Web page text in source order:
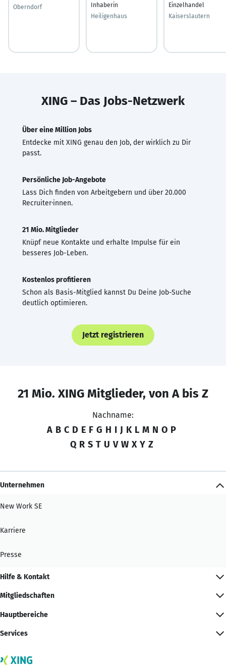
Oberndorf
Inhaberin
Heiligenhaus
Einzelhandel
Kaiserslautern
XING – Das Jobs-Netzwerk
Über eine Million Jobs
Entdecke mit XING genau den Job, der wirklich zu Dir
passt.
Persönliche Job-Angebote
Lass Dich finden von Arbeitgebern und über 20.000
Recruiter·innen.
21 Mio. Mitglieder
Knüpf neue Kontakte und erhalte Impulse für ein
besseres Job-Leben.
Kostenlos profitieren
Schon als Basis-Mitglied kannst Du Deine Job-Suche
deutlich optimieren.
Jetzt registrieren
21 Mio. XING Mitglieder, von A bis Z
Nachname:
A B C D E F G H I J K L M N O P
Q R S T U V W X Y Z
Unternehmen
New Work SE
Karriere
Presse
Hilfe & Kontakt
Mitgliedschaften
Hauptbereiche
Services